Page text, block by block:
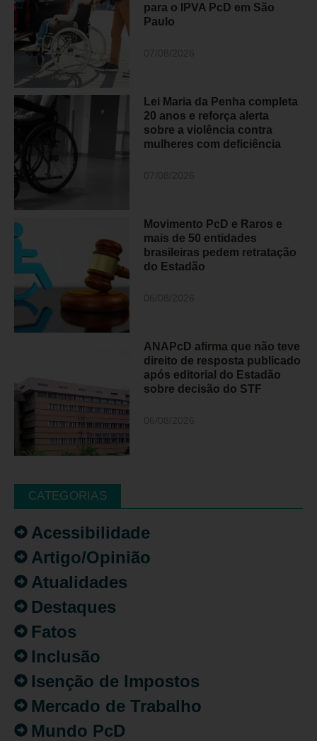
para o IPVA PcD em São
Paulo
Lei Maria da Penha completa
20 anos e reforça alerta
sobre a violência contra
mulheres com deficiência
Movimento PcD e Raros e
mais de 50 entidades
brasileiras pedem retratação
do Estadão
ANAPcD afirma que não teve
direito de resposta publicado
após editorial do Estadão
sobre decisão do STF
CATEGORIAS
Acessibilidade
Artigo/Opinião
Atualidades
Destaques
Fatos
Inclusão
Isenção de Impostos
Mercado de Trabalho
Mundo PcD